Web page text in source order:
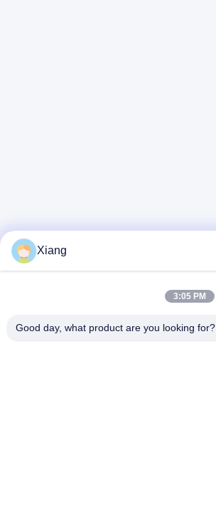
Xiang
3:05 PM
Good day, what product are you looking for?